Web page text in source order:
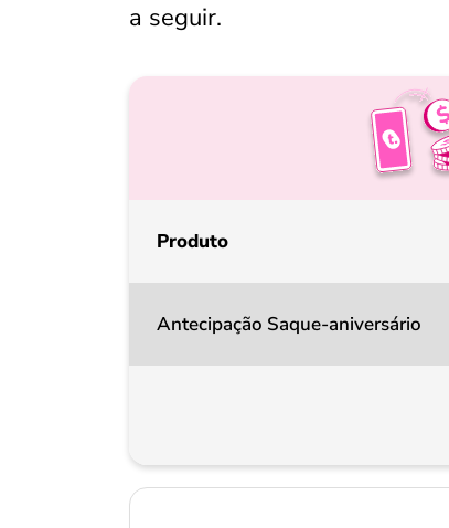
a seguir.
Produto
Antecipação Saque-aniversário